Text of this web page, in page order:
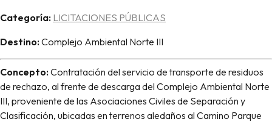
Categoría: LICITACIONES PÚBLICAS
Destino:Complejo Ambiental Norte III
Concepto:Contratación del servicio de transporte de residuos
de rechazo, al frente de descarga del Complejo Ambiental Norte
III, proveniente de las Asociaciones Civiles de Separación y
Clasificación, ubicadas en terrenos aledaños al Camino Parque